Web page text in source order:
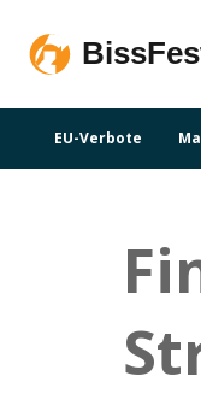
EU-Verbote